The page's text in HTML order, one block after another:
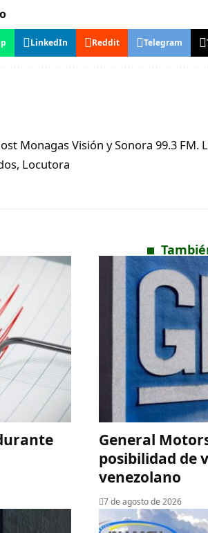
LinkedIn Reddit Telegram
Monagas Visión y Sonora 99.3 FM.
Locutora
General
posibilidad de
venezolano
7 de agosto de 2026